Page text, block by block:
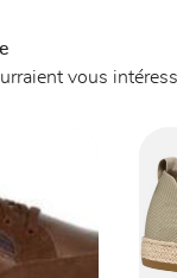
vous